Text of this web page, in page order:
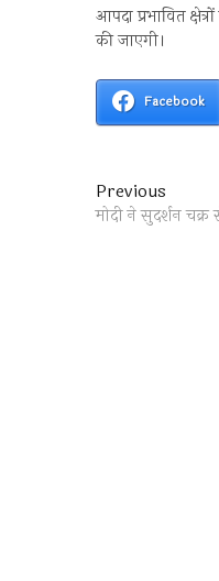
आपदा प्रभावित
की जाएगी।
Facebook
Post
Previous
post:
मोदी ने सुदर्शन चक्र